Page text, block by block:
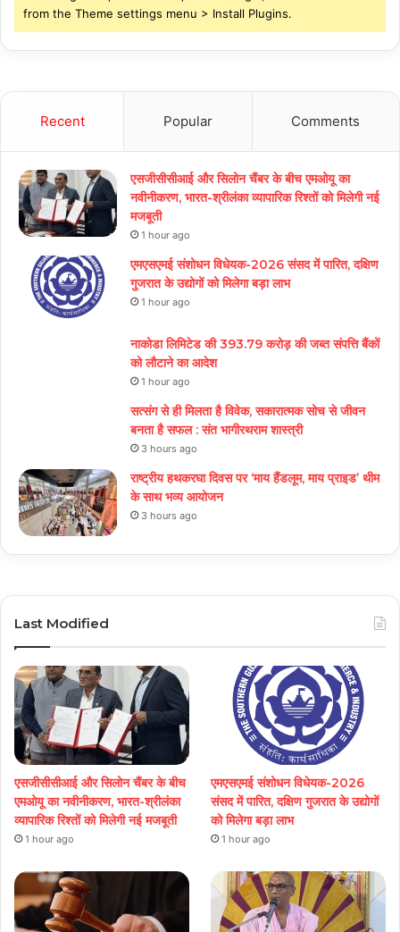
from the Theme settings menu > Install Plugins.
Recent Popular Comments
एसजीसीसीआई और सिलोन चैंबर के बीच एमओयू का
नवीनीकरण, भारत-श्रीलंका व्यापारिक रिश्तों को मिलेगी नई
मजबूती
1 hour ago
एमएसएमई संशोधन विधेयक-2026 संसद में पारित, दक्षिण
गुजरात के उद्योगों को मिलेगा बड़ा लाभ
1 hour ago
नाकोडा लिमिटेड की 393.79 करोड़ की जब्त संपत्ति बैंकों
को लौटाने का आदेश
1 hour ago
सत्संग से ही मिलता है विवेक, सकारात्मक सोच से जीवन
बनता है सफल : संत भागीरथराम शास्त्री
3 hours ago
राष्ट्रीय हथकरघा दिवस पर ‘माय हैंडलूम, माय प्राइड’ थीम
के साथ भव्य आयोजन
3 hours ago
Last Modified
एसजीसीसीआई और सिलोन चैंबर के बीच
एमओयू का नवीनीकरण, भारत-श्रीलंका
व्यापारिक रिश्तों को मिलेगी नई मजबूती
1 hour ago
एमएसएमई संशोधन विधेयक-2026
संसद में पारित, दक्षिण गुजरात के उद्योगों
को मिलेगा बड़ा लाभ
1 hour ago